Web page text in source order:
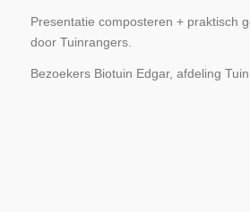
Presentatie composteren + praktisch
door Tuinrangers.
Bezoekers Biotuin Edgar, afdeling